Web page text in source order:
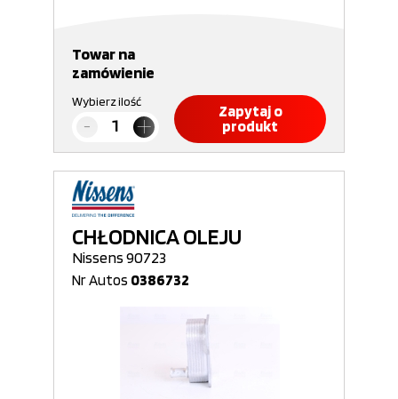
Towar na
zamówienie
Wybierz ilość
Zapytaj o
produkt
CHŁODNICA OLEJU
Nissens 90723
Nr Autos 0386732